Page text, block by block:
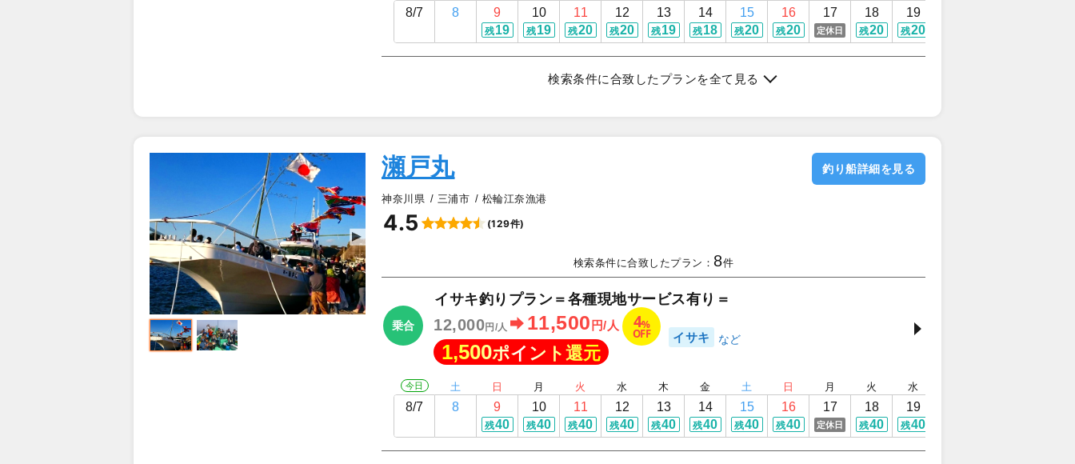
8/7 8 9
残19
10
残19
11
残20
12
残20
13
残19
14
残18
15
残20
16
残20
17
定休日
18
残20
19
残20
検索条件に合致したプランを全て見る
▲
瀬戸丸
神奈川県 三浦市 松輪江奈漁港
4.5 (129件)
釣り船詳細を見る
検索条件に合致したプラン： 8件
乗合
イサキ釣りプラン＝各種現地サービス有り＝
12,000円/人 11,500 円/人 4%
OFF
1,500ポイント還元
イサキ
今日
8/7
土
8
日
9
残40
月
10
残40
火
11
残40
水
12
残40
木
13
残40
金
14
残40
土
15
残40
日
16
残40
月
17
定休日
火
18
残40
水
19
残40